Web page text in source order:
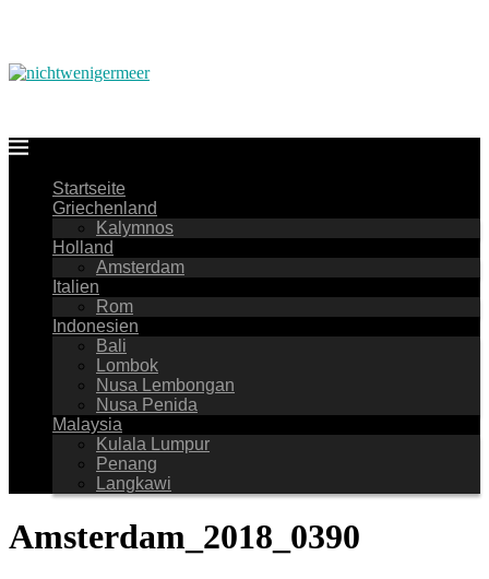
Startseite
Griechenland
Kalymnos
Holland
Amsterdam
Italien
Rom
Indonesien
Bali
Lombok
Nusa Lembongan
Nusa Penida
Malaysia
Kulala Lumpur
Penang
Langkawi
Amsterdam_2018_0390